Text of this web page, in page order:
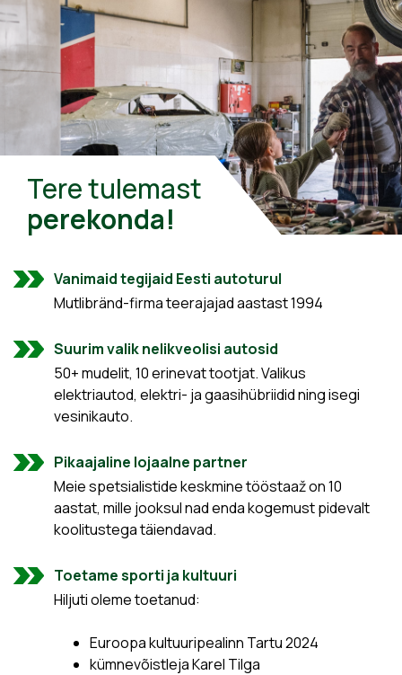
Tere tulemast
perekonda!
Vanimaid tegijaid Eesti autoturul
Mutlibränd-firma teerajajad aastast 1994
Suurim valik nelikveolisi autosid
50+ mudelit, 10 erinevat tootjat. Valikus
elektriautod, elektri- ja gaasihübriidid ning isegi
vesinikauto.
Pikaajaline lojaalne partner
Meie spetsialistide keskmine tööstaaž on 10
aastat, mille jooksul nad enda kogemust pidevalt
koolitustega täiendavad.
Toetame sporti ja kultuuri
Hiljuti oleme toetanud:
Euroopa kultuuripealinn Tartu 2024
kümnevõistleja Karel Tilga